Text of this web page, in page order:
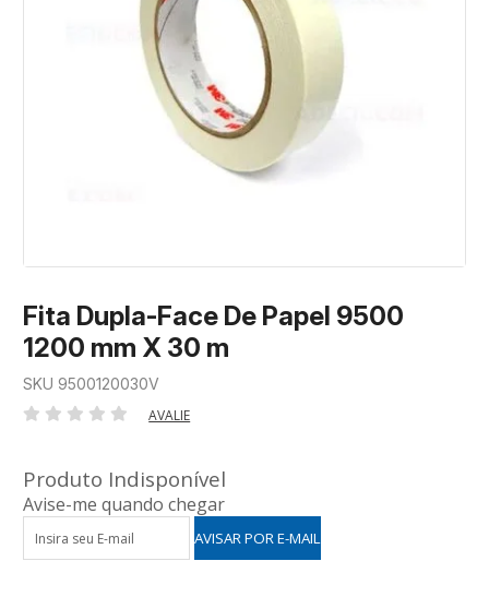
Fita Dupla-Face De Papel 9500
1200 mm X 30 m
SKU 9500120030V
AVALIE
Produto Indisponível
Avise-me quando chegar